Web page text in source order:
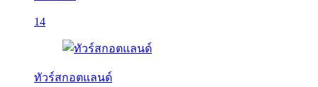
14
ทัวร์สกอตแลนด์